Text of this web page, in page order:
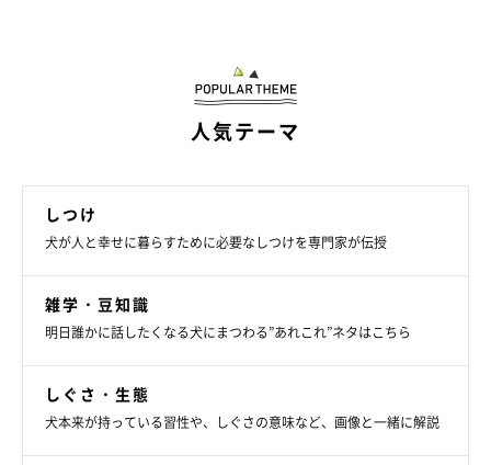
人気テーマ
しつけ
犬が人と幸せに暮らすために必要なしつけを専門家が伝授
雑学・豆知識
明日誰かに話したくなる犬にまつわる”あれこれ”ネタはこちら
しぐさ・生態
犬本来が持っている習性や、しぐさの意味など、画像と一緒に解説